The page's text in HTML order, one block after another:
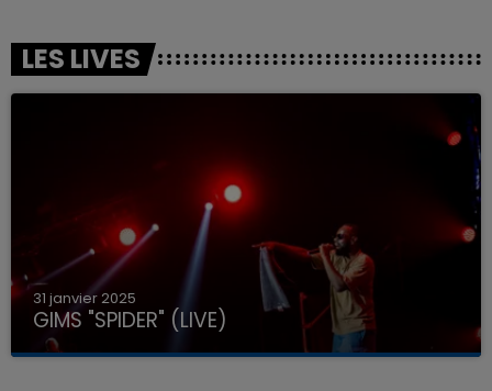
LES LIVES
31 janvier 2025
GIMS "SPIDER" (LIVE)